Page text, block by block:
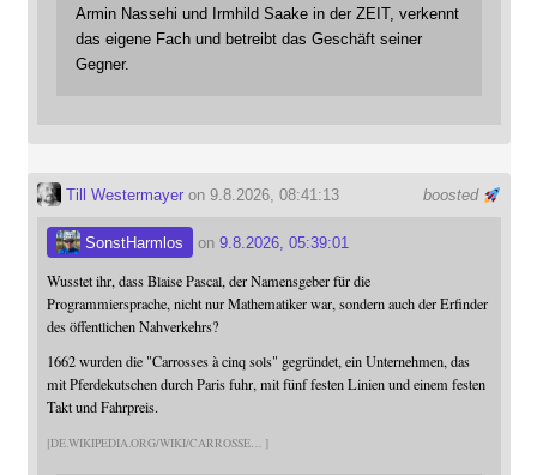
Armin Nassehi und Irmhild Saake in der ZEIT, verkennt
das eigene Fach und betreibt das Geschäft seiner
Gegner.
boosted
Till Westermayeron 9.8.2026, 08:41:13
SonstHarmlos on 9.8.2026, 05:39:01
Wusstet ihr, dass Blaise Pascal, der Namensgeber für die
Programmiersprache, nicht nur Mathematiker war, sondern auch der Erfinder
des öffentlichen Nahverkehrs?
1662 wurden die "Carrosses à cinq sols" gegründet, ein Unternehmen, das
mit Pferdekutschen durch Paris fuhr, mit fünf festen Linien und einem festen
Takt und Fahrpreis.
DE.WIKIPEDIA.ORG/WIKI/CARROSSE